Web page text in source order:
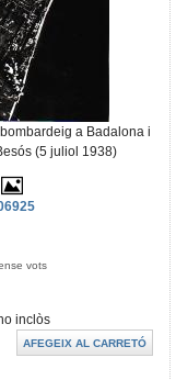
a Badalona i
(5 juliol 1938)
vots
inclòs